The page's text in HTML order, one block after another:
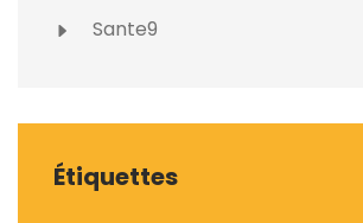
Sante9
Étiquettes